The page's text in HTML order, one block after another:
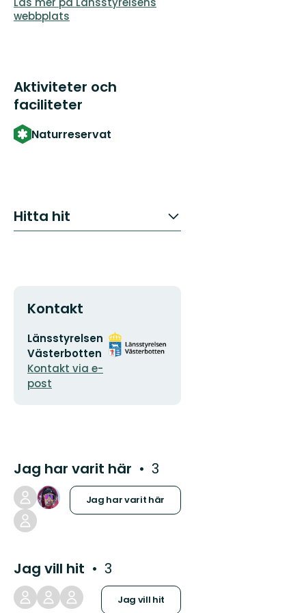
webbplats
Aktiviteter och
faciliteter
Naturreservat
Hitta hit
Kontakt
E-
postadress
Länsstyrelsen
Västerbotten
Kontakt via e-
post
Organisationens
logotyp
Jag har varit här 3
Jag har varit här
Jag vill hit 3
Jag vill hit